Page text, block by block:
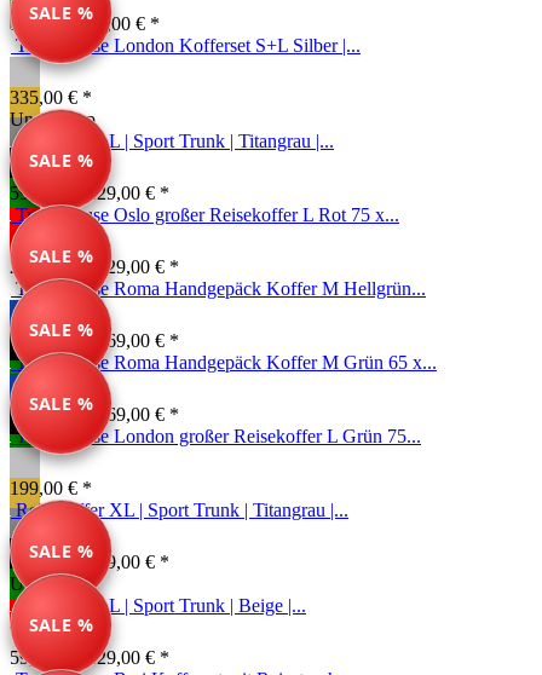
SALE %
79,99 € *89,00 € *
Travelhouse London Kofferset S+L Silber |...
335,00 € *
SALE %
Unser Tipp
Reisekoffer L | Sport Trunk | Titangrau |...
59,99 € * 129,00 € *
SALE %
Travelhouse Oslo großer Reisekoffer L Rot 75 x...
269,00 € * 329,00 € *
SALE %
Travelhouse Roma Handgepäck Koffer M Hellgrün...
134,99 € * 169,00 € *
SALE %
Travelhouse Roma Handgepäck Koffer M Grün 65 x...
134,99 € *
169,00 € *
Travelhouse London großer Reisekoffer L Grün 75...
199,00 € *
SALE %
Reisekoffer XL | Sport Trunk | Titangrau |...
69,99 € *149,00 € *
SALE %
Unser Tipp
Reisekoffer L | Sport Trunk | Beige |...
59,99 € *
129,00 € *